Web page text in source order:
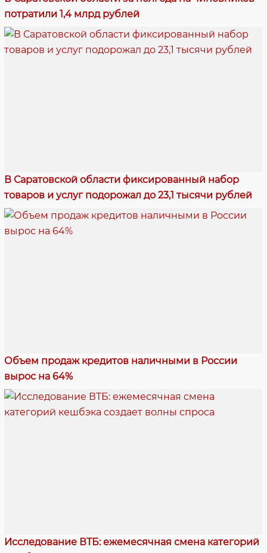
потратили 1,4 млрд рублей
В Саратовской области фиксированный набор
товаров и услуг подорожал до 23,1 тысячи рублей
Объем продаж кредитов наличными в России
вырос на 64%
Исследование ВТБ: ежемесячная смена категорий